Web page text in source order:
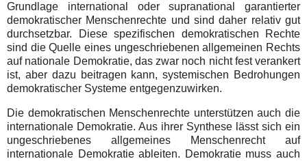
Grundlage international oder supranational garantierter
demokratischer Menschenrechte und sind daher relativ gut
durchsetzbar. Diese spezifischen demokratischen Rechte
sind die Quelle eines ungeschriebenen allgemeinen Rechts
auf nationale Demokratie, das zwar noch nicht fest verankert
ist, aber dazu beitragen kann, systemischen Bedrohungen
demokratischer Systeme entgegenzuwirken.
Die demokratischen Menschenrechte unterstützen auch die
internationale Demokratie. Aus ihrer Synthese lässt sich ein
ungeschriebenes allgemeines Menschenrecht auf
internationale Demokratie ableiten. Demokratie muss auch